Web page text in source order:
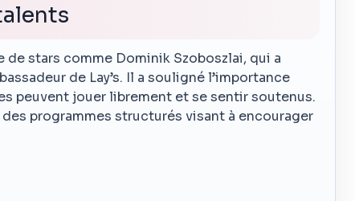
de stars comme Dominik Szoboszlai, qui a
de Lay’s. Il a souligné l’importance
peuvent jouer librement et se sentir soutenus.
programmes structurés visant à encourager